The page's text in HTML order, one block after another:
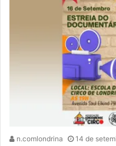
n.comlondrina 14 de